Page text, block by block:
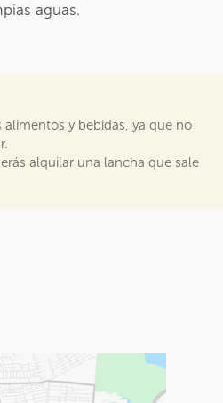
aguas.
y bebidas, ya que no
alquilar una lancha que sale